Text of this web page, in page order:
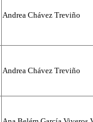
Andrea Chávez Treviño
Andrea Chávez Treviño